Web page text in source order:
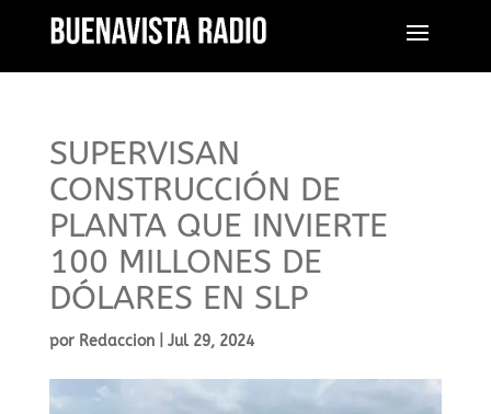
SUPERVISAN
CONSTRUCCIÓN DE
PLANTA QUE INVIERTE
100 MILLONES DE
DÓLARES EN SLP
por Redaccion| Jul 29, 2024